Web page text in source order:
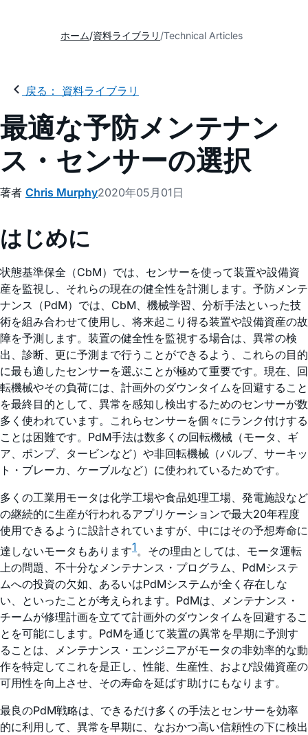
ホーム 資料ライブラリ Technical Articles
戻る： 資料ライブラリ
最適な予防メンテナン
ス・センサーの選択
著者 Chris Murphy2020年05月01日
はじめに
状態基準保全（CbM）では、センサーを使って装置や設備資
産を監視し、それらの現在の健全性を計測します。予防メンテ
ナンス（PdM）では、CbM、機械学習、分析手法といった技
術を組み合わせて使用し、将来起こり得る装置や設備資産の故
障を予測します。装置の健全性を監視する場合は、異常の検
出、診断、更に予測まで行うことができるよう、これらの目的
に最も適したセンサーを選ぶことが極めて重要です。現在、回
転機械やその負荷には、計画外のダウンタイムを回避すること
を最終目的として、異常を感知し検出するためのセンサーが数
多く使われています。これらセンサーを個々にランク付けする
ことは困難です。PdM手法は数多くの回転機械（モータ、ギ
ア、ポンプ、タービンなど）や非回転機械（バルブ、サーキッ
ト・ブレーカ、ケーブルなど）に使われているためです。
多くの工業用モータは化学工場や食品処理工場、発電施設など
の継続的に生産が行われるアプリケーションで最大20年程度
使用できるように設計されていますが、中にはその予想寿命に
達しないモータもあります1。その理由としては、モータ運転
上の問題、不十分なメンテナンス・プログラム、PdMシステ
ムへの投資の欠如、あるいはPdMシステムが全く存在しな
い、といったことが考えられます。PdMは、メンテナンス・
チームが修理計画を立てて計画外のダウンタイムを回避するこ
とを可能にします。PdMを通じて装置の異常を早期に予測す
ることは、メンテナンス・エンジニアがモータの非効率的な動
作を特定してこれを是正し、性能、生産性、および設備資産の
可用性を向上させ、その寿命を延ばす助けにもなります。
最良のPdM戦略は、できるだけ多くの手法とセンサーを効率
的に利用して、異常を早期に、なおかつ高い信頼性の下に検出